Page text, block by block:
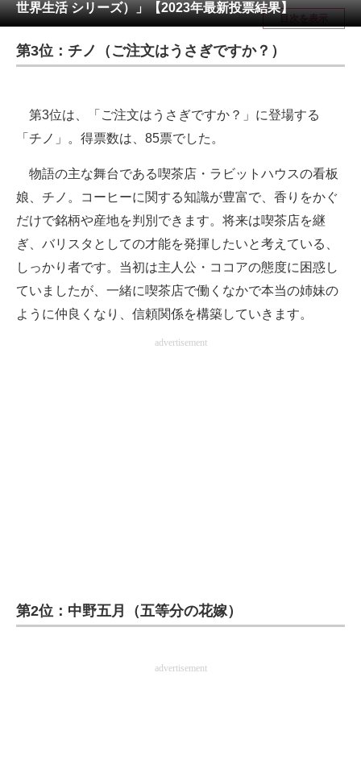
注目記事を集めた総合ページ
ITの今と未来を見通す
進化するPCとデバイスの未来
好きが集まる 比べて選べる
ビジネスと働き方のヒント
AI活用のいまが分かる
企業ITのトレンドを詳説
経営リーダーのコミュニティ
マーケ×ITの今がよく分かる
エネルギーの専門メディア
世界生活 シリーズ）」【2023年最新投票結果】
目次を表示
第3位：チノ（ご注文はうさぎですか？）
第3位は、「ご注文はうさぎですか？」に登場する
「チノ」。得票数は、85票でした。
物語の主な舞台である喫茶店・ラビットハウスの看板
娘、チノ。コーヒーに関する知識が豊富で、香りをかぐ
だけで銘柄や産地を判別できます。将来は喫茶店を継
ぎ、バリスタとしての才能を発揮したいと考えている、
しっかり者です。当初は主人公・ココアの態度に困惑し
ていましたが、一緒に喫茶店で働くなかで本当の姉妹の
ように仲良くなり、信頼関係を構築していきます。
advertisement
第2位：中野五月（五等分の花嫁）
advertisement